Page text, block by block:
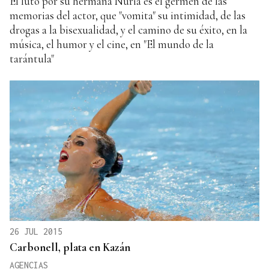
memorias del actor, que "vomita" su intimidad, de las
drogas a la bisexualidad, y el camino de su éxito, en la
música, el humor y el cine, en "El mundo de la
tarántula"
26 JUL 2015
Carbonell, plata en Kazán
AGENCIAS